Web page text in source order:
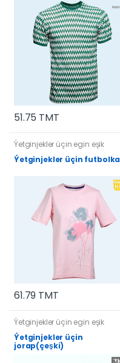
51.75 TMT
Ýetginjekler üçin egin eşik
Ýetginjekler üçin futbolka
61.79 TMT
Ýetginjekler üçin egin eşik
Ýetginjekler üçin
jorap(çeşki)